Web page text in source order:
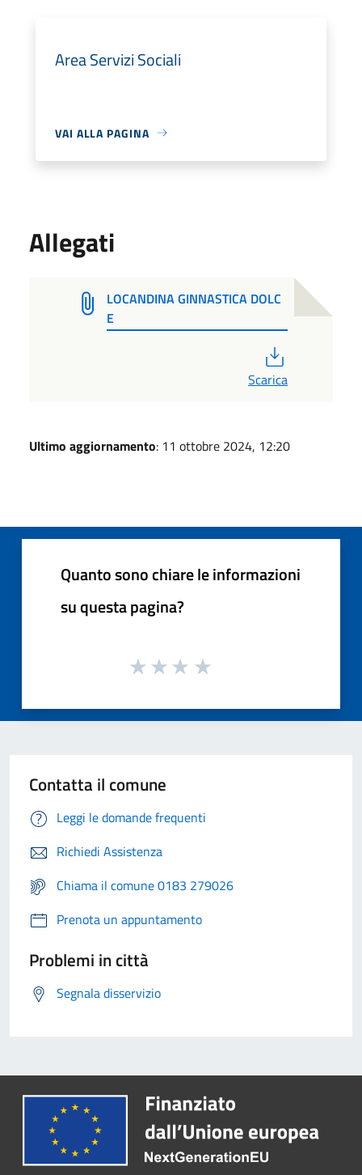
Area Servizi Sociali
VAI ALLA PAGINA
Allegati
LOCANDINA GINNASTICA DOLC
E
Scarica
Ultimo aggiornamento: 11 ottobre 2024, 12:20
Quanto sono chiare le informazioni
su questa pagina?
Contatta il comune
Leggi le domande frequenti
Richiedi Assistenza
Chiama il comune 0183 279026
Prenota un appuntamento
Problemi in città
Segnala disservizio